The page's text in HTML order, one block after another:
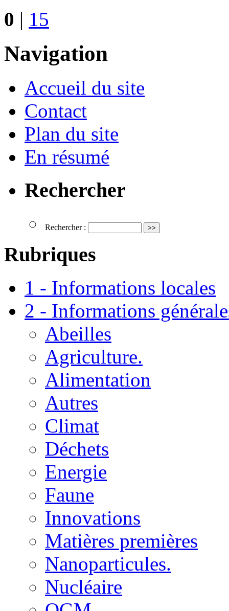
0 | 15
Navigation
Accueil du site
Contact
Plan du site
En résumé
Rechercher
Rechercher :
Rubriques
1 - Informations locales
2 - Informations
Abeilles
Agriculture.
Alimentation
Autres
Climat
Déchets
Energie
Faune
Innovations
Matières premières
Nanoparticules.
Nucléaire